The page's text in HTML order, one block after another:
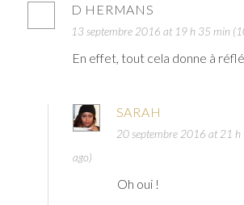
D HERMANS
13 septembre 2016 at 19 h 35 min
En effet, tout cela donne à
SARAH
20 septembre 2016 at 21 h
ago)
Oh oui !